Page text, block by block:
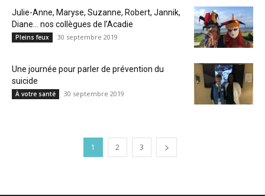
Julie-Anne, Maryse, Suzanne, Robert, Jannik,
Diane… nos collègues de l’Acadie
Pleins feux 30 septembre 2019
Une journée pour parler de prévention du
suicide
À votre santé 30 septembre 2019
1 2 3